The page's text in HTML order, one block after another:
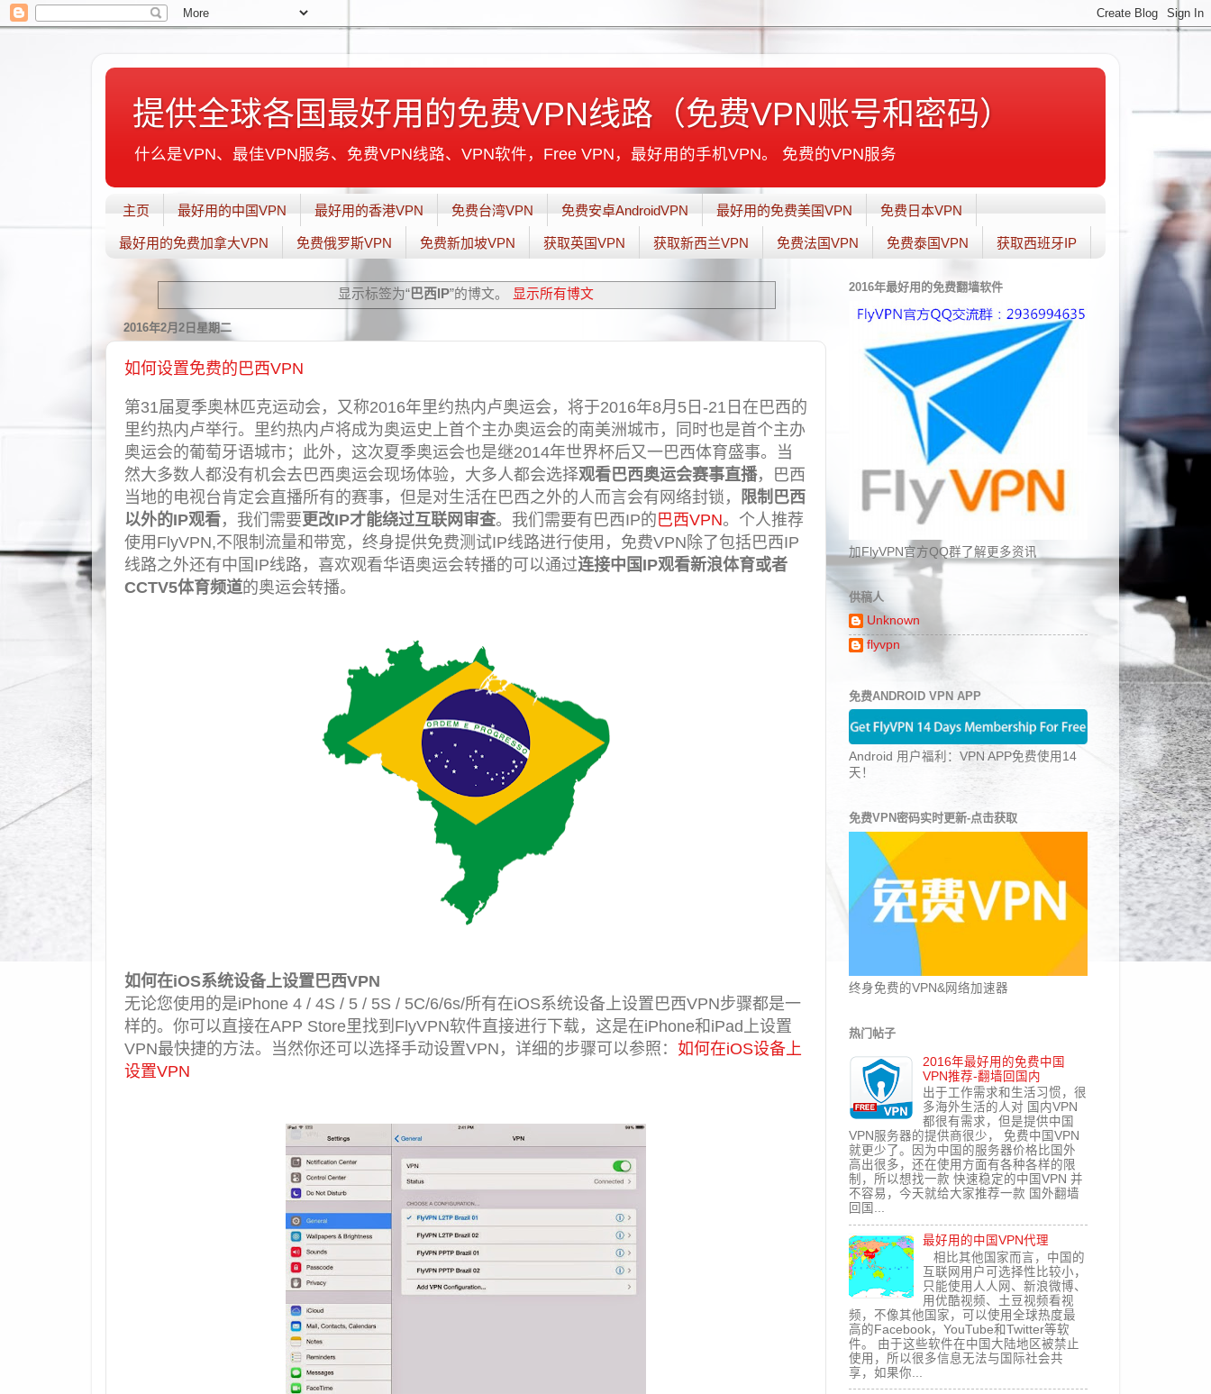
提供全球各国最好用的免费VPN线路（免费VPN账号和密码）
什么是VPN、最佳VPN服务、免费VPN线路、VPN软件，Free VPN，最好用的手机VPN。 免费的VPN服务
主页 最好用的中国VPN 最好用的香港VPN 免费台湾VPN 免费安卓AndroidVPN 最好用的免费美国VPN 免费日本VPN
最好用的免费加拿大VPN 免费俄罗斯VPN 免费新加坡VPN 获取英国VPN 获取新西兰VPN 免费法国VPN 免费泰国VPN 获取西班牙IP
显示标签为“巴西IP”的博文。 显示所有博文
2016年2月2日星期二
如何设置免费的巴西VPN
第31届夏季奥林匹克运动会，又称2016年里约热内卢奥运会，将于2016年8月5日-21日在巴西的
里约热内卢举行。里约热内卢将成为奥运史上首个主办奥运会的南美洲城市，同时也是首个主办
奥运会的葡萄牙语城市；此外，这次夏季奥运会也是继2014年世界杯后又一巴西体育盛事。当
然大多数人都没有机会去巴西奥运会现场体验，大多人都会选择观看巴西奥运会赛事直播，巴西
当地的电视台肯定会直播所有的赛事，但是对生活在巴西之外的人而言会有网络封锁，
限制巴西
以外的IP观看，我们需要更改IP才能绕过互联网审查。我们需要有巴西IP的巴西VPN。个人推荐
使用FlyVPN,不限制流量和带宽，终身提供免费测试IP线路进行使用，免费VPN除了包括巴西IP
线路之外还有中国IP线路，喜欢观看华语奥运会转播的可以通过连接中国IP观看新浪体育或者
CCTV5体育频道的奥运会转播。
如何在iOS系统设备上设置巴西VPN
无论您使用的是iPhone 4 / 4S / 5 / 5S / 5C/6/6s/所有在iOS系统设备上设置巴西VPN步骤都是一
样的。你可以直接在APP Store里找到FlyVPN软件直接进行下载，这是在iPhone和iPad上设置
VPN最快捷的方法。当然你还可以选择手动设置VPN，详细的步骤可以参照： 如何在iOS设备上
设置VPN
2016年最好用的免费翻墙软件
加FlyVPN官方QQ群了解更多资讯
供稿人
Unknown
flyvpn
免费ANDROID VPN APP
Android 用户福利：VPN APP免费使用14
天！
免费VPN密码实时更新-点击获取
终身免费的VPN&网络加速器
热门帖子
2016年最好用的免费中国
VPN推荐-翻墙回国内
出于工作需求和生活习惯，很
多海外生活的人对 国内VPN
都很有需求，但是提供中国
VPN服务器的提供商很少， 免费中国VPN
就更少了。因为中国的服务器价格比国外
高出很多，还在使用方面有各种各样的限
制，所以想找一款 快速稳定的中国VPN 并
不容易，今天就给大家推荐一款 国外翻墙
回国...
最好用的中国VPN代理
相比其他国家而言，中国的
互联网用户可选择性比较小，
只能使用人人网、新浪微博、
用优酷视频、土豆视频看视
频，不像其他国家，可以使用全球热度最
高的Facebook，YouTube和Twitter等软
件。 由于这些软件在中国大陆地区被禁止
使用，所以很多信息无法与国际社会共
享，如果你...